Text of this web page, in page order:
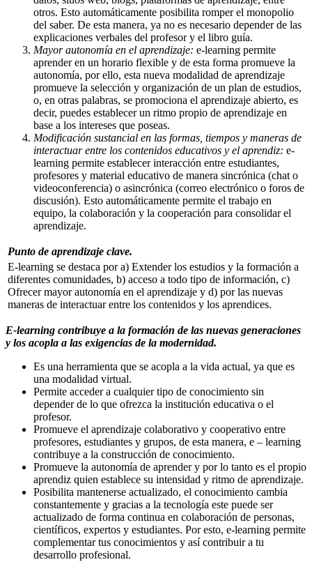
otros. Esto automáticamente posibilita romper el monopolio
del saber. De esta manera, ya no es necesario depender de las
explicaciones verbales del profesor y el libro guía.
Mayor autonomía en el aprendizaje: e-learning permite
aprender en un horario flexible y de esta forma promueve la
autonomía, por ello, esta nueva modalidad de aprendizaje
promueve la selección y organización de un plan de estudios,
o, en otras palabras, se promociona el aprendizaje abierto, es
decir, puedes establecer un ritmo propio de aprendizaje en
base a los intereses que poseas.
Modificación sustancial en las formas, tiempos y maneras de
interactuar entre los contenidos educativos y el aprendiz: e-
learning permite establecer interacción entre estudiantes,
profesores y material educativo de manera sincrónica (chat o
videoconferencia) o asincrónica (correo electrónico o foros de
discusión). Esto automáticamente permite el trabajo en
equipo, la colaboración y la cooperación para consolidar el
aprendizaje.
Punto de aprendizaje clave.
E-learning se destaca por a) Extender los estudios y la formación a
diferentes comunidades, b) acceso a todo tipo de información, c)
Ofrecer mayor autonomía en el aprendizaje y d) por las nuevas
maneras de interactuar entre los contenidos y los aprendices.
E-learning contribuye a la formación de las nuevas generaciones
y los acopla a las exigencias de la modernidad.
Es una herramienta que se acopla a la vida actual, ya que es
una modalidad virtual.
Permite acceder a cualquier tipo de conocimiento sin
depender de lo que ofrezca la institución educativa o el
profesor.
Promueve el aprendizaje colaborativo y cooperativo entre
profesores, estudiantes y grupos, de esta manera, e – learning
contribuye a la construcción de conocimiento.
Promueve la autonomía de aprender y por lo tanto es el propio
aprendiz quien establece su intensidad y ritmo de aprendizaje.
Posibilita mantenerse actualizado, el conocimiento cambia
constantemente y gracias a la tecnología este puede ser
actualizado de forma continua en colaboración de personas,
científicos, expertos y estudiantes. Por esto, e-learning permite
complementar tus conocimientos y así contribuir a tu
desarrollo profesional.